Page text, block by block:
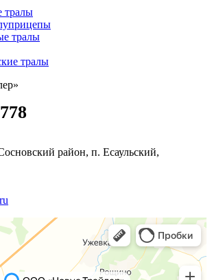
тралы
тралы
тралы
район, п. Есаульский,